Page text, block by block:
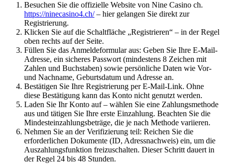
Besuchen Sie die offizielle Website von Nine Casino ch.
https://ninecasino4.ch/– hier gelangen Sie direkt zur
Registrierung.
Klicken Sie auf die Schaltfläche „Registrieren“ – in der Regel
oben rechts auf der Seite.
Füllen Sie das Anmeldeformular aus: Geben Sie Ihre E-Mail-
Adresse, ein sicheres Passwort (mindestens 8 Zeichen mit
Zahlen und Buchstaben) sowie persönliche Daten wie Vor-
und Nachname, Geburtsdatum und Adresse an.
Bestätigen Sie Ihre Registrierung per E-Mail-Link. Ohne
diese Bestätigung kann das Konto nicht genutzt werden.
Laden Sie Ihr Konto auf – wählen Sie eine Zahlungsmethode
aus und tätigen Sie Ihre erste Einzahlung. Beachten Sie die
Mindesteinzahlungsbeträge, die je nach Methode variieren.
Nehmen Sie an der Verifizierung teil: Reichen Sie die
erforderlichen Dokumente (ID, Adressnachweis) ein, um die
Auszahlungsfunktion freizuschalten. Dieser Schritt dauert in
der Regel 24 bis 48 Stunden.